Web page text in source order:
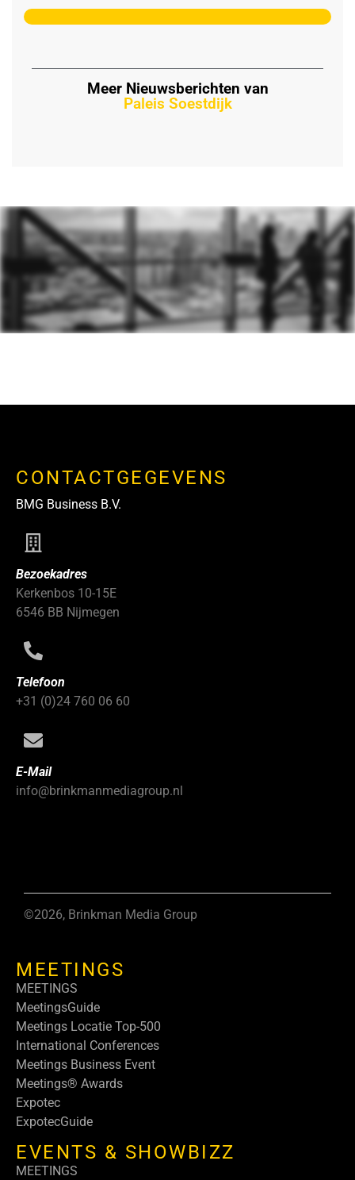
Meer Nieuwsberichten van
Paleis Soestdijk
CONTACTGEGEVENS
BMG Business B.V.
Bezoekadres
Kerkenbos 10-15E
6546 BB Nijmegen
Telefoon
+31 (0)24 760 06 60
E-Mail
info@brinkmanmediagroup.nl
©2026, Brinkman Media Group
MEETINGS
MEETINGS
MeetingsGuide
Meetings Locatie Top-500
International Conferences
Meetings Business Event
Meetings® Awards
Expotec
ExpotecGuide
EVENTS & SHOWBIZZ
MEETINGS